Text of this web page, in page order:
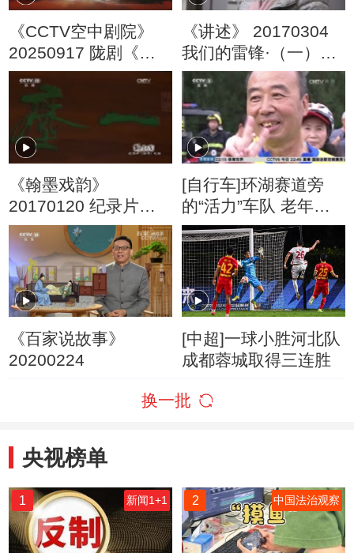
《CCTV空中剧院》
20250917 陇剧《大
河东流》
《讲述》 20170304
我们的雷锋·（一）望
城少年
《翰墨戏韵》
20170120 纪录片
《徐渭》 第四集
[自行车]环湖赛道旁
的“活力”车队 老年骑
行队
《百家说故事》
20200224
[中超]一球小胜河北队
成都蓉城取得三连胜
换一批
央视榜单
1 新闻1+1 2 中国法治观察